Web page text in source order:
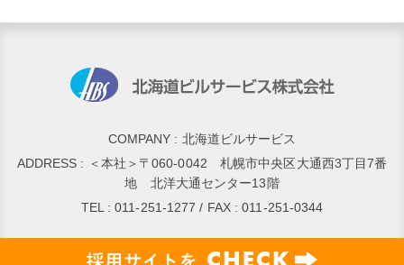
COMPANY : 北海道ビルサービス
ADDRESS : ＜本社＞〒060-0042 札幌市中央区大通西3丁目7番
地 北洋大通センター13階
TEL : 011-251-1277 / FAX : 011-251-0344
Copyright© 2017–2026hokkaido building serviceAll Rights Reserved. Produceds by